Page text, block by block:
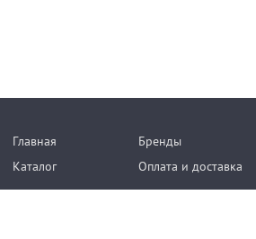
Главная
Каталог
Бренды
Оплата и доставка